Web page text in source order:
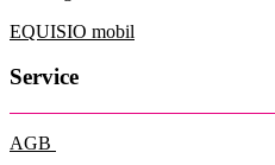
EQUISIO mobil
Service
AGB